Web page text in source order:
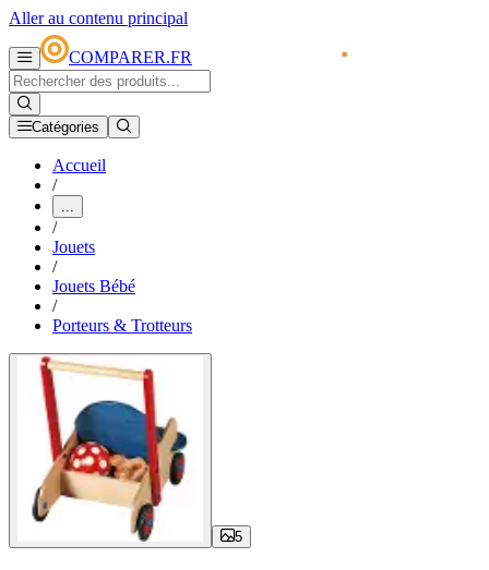
Aller au contenu principal
COMPARER.FR
Catégories
Accueil
/
...
/
Jouets
/
Jouets Bébé
/
Porteurs & Trotteurs
5